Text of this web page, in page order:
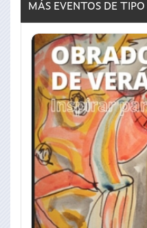
MÁS EVENTOS DE TIPO